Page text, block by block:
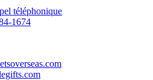
téléphonique
1674